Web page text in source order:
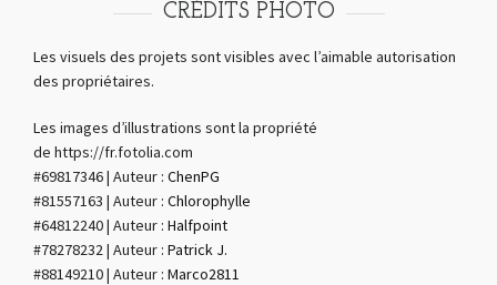
CRÉDITS PHOTO
Les visuels des projets sont visibles avec l’aimable autorisation
des propriétaires.
Les images d’illustrations sont la propriété
de https://fr.fotolia.com
#69817346 | Auteur : ChenPG
#81557163 | Auteur : Chlorophylle
#64812240 | Auteur : Halfpoint
#78278232 | Auteur : Patrick J.
#88149210 | Auteur : Marco2811